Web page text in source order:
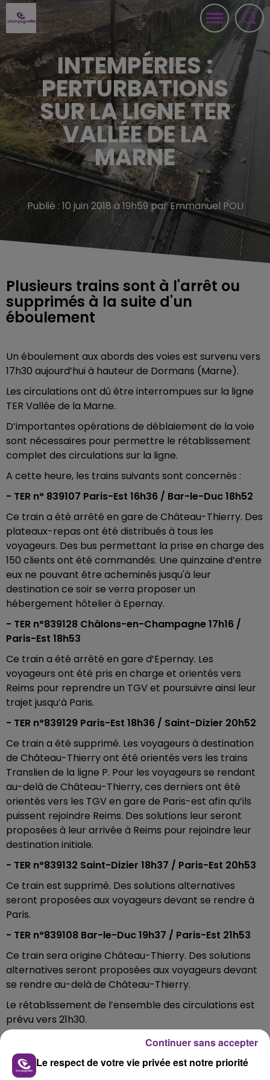
INTEMPÉRIES :
PERTURBATIONS
SUR LA LIGNE TER
VALLÉE DE LA
MARNE
Publié : 10 juin 2018 à 19h59 par Emmanuel POLI
Plusieurs trains sont à l'arrêt ou
supprimés à la suite d'un
éboulement
Un éboulement aux abords des voies est survenu vers
17h30 aujourd’hui à hauteur de Dormans (Marne).
Les circulations ont dû être interrompues sur la ligne
TER Vallée de la Marne.
D’importantes opérations de déblaiement de la voie
sont nécessaires pour permettre le rétablissement
complet des circulations sur la ligne.
A cette heure, les trains suivants sont concernés :
- TER n° 839107 Paris-Est 16h36 / Bar-le-Duc 18h52
Ce train a été arrêté en gare de Château-Thierry. Des
plateaux-repas ont été distribués à tous les
voyageurs. Des bus permettant la prise en charge des
150 clients ont été commandés. Une quinzaine d’entre
eux ne pouvant être acheminés jusqu'à leur
destination ce soir se verra proposer un
hébergement hôtelier à Epernay.
- TER n°839128 Châlons-en-Champagne 17h16 /
Paris-Est 18h53
Ce train a été arrêté en gare d’Epernay. Les
voyageurs ont été pris en charge et orientés vers
Reims pour reprendre un TGV et poursuivre ainsi leur
trajet jusqu’à Paris.
- TER n°839129 Paris-Est 18h36 / Saint-Dizier 20h52
Ce train a été supprimé. Les voyageurs à destination
de Château-Thierry ont été orientés vers les trains
Translien de la ligne P. Pour les voyageurs se rendant
au-delà de Château-Thierry, ces derniers ont été
orientés vers les TGV en gare de Paris-est afin qu’ils
puissent rejoindre Reims. Des solutions leur seront
proposées à leur arrivée à Reims pour rejoindre leur
destination initiale.
- TER n°839132 Saint-Dizier 18h37 / Paris-Est 20h53
Ce train est supprimé. Des solutions alternatives
seront proposées aux voyageurs devant se rendre à
Paris.
- TER n°839108 Bar-le-Duc 19h37 / Paris-Est 21h53
Ce train sera origine Château-Thierry. Des solutions
alternatives seront proposées aux voyageurs devant
se rendre au-delà de Château-Thierry.
Le rétablissement de l’ensemble des circulations est
prévu vers 21h30.
FIL D'ACTUS
Le respect de votre vie privée est notre priorité
Continuer sans accepter